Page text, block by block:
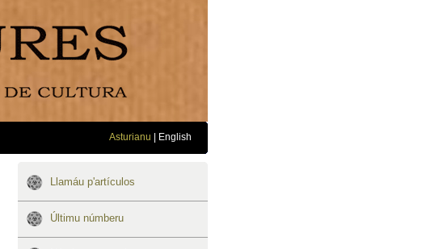
Asturianu English
Llamáu p'artículos
Últimu númberu